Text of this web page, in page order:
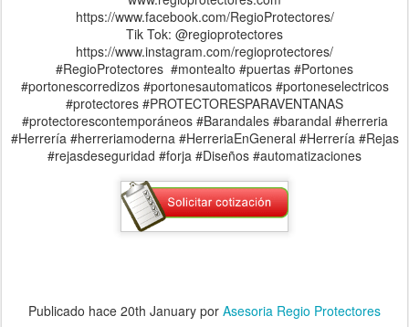
https://www.facebook.com/RegioProtectores/
Tik Tok: @regioprotectores
https://www.instagram.com/regioprotectores/
#RegioProtectores #montealto #puertas #Portones
#portonescorredizos #portonesautomaticos #portoneselectricos
#protectores #PROTECTORESPARAVENTANAS
#protectorescontemporáneos #Barandales #barandal #herreria
#Herrería #herreriamoderna #HerreriaEnGeneral #Herrería #Rejas
#rejasdeseguridad #forja #Diseños #automatizaciones
Publicado hace 20th January por Asesoria Regio Protectores